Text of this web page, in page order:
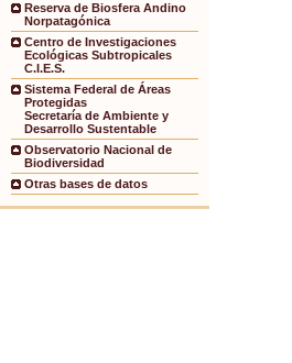
Reserva de Biosfera Andino
Norpatagónica
Centro de Investigaciones
Ecológicas Subtropicales
C.I.E.S.
Sistema Federal de Áreas
Protegidas
Secretaría de Ambiente y
Desarrollo Sustentable
Observatorio Nacional de
Biodiversidad
Otras bases de datos